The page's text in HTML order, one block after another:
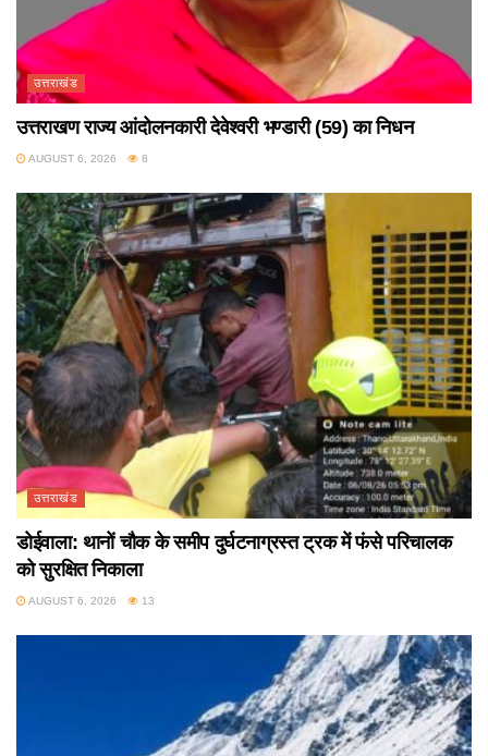
उत्तराखंड
उत्तराखण राज्य आंदोलनकारी देवेश्वरी भण्डारी (59) का निधन
AUGUST 6, 2026 8
उत्तराखंड
डोईवाला: थानों चौक के समीप दुर्घटनाग्रस्त ट्रक में फंसे परिचालक
को सुरक्षित निकाला
AUGUST 6, 2026 13